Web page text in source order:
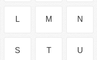
L M N
S T U